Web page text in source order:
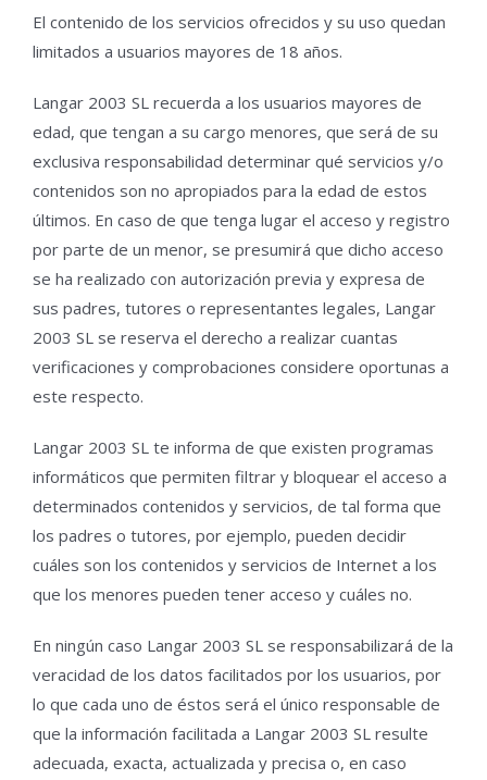
El contenido de los servicios ofrecidos y su uso quedan
limitados a usuarios mayores de 18 años.
Langar 2003 SL recuerda a los usuarios mayores de
edad, que tengan a su cargo menores, que será de su
exclusiva responsabilidad determinar qué servicios y/o
contenidos son no apropiados para la edad de estos
últimos. En caso de que tenga lugar el acceso y registro
por parte de un menor, se presumirá que dicho acceso
se ha realizado con autorización previa y expresa de
sus padres, tutores o representantes legales, Langar
2003 SL se reserva el derecho a realizar cuantas
verificaciones y comprobaciones considere oportunas a
este respecto.
Langar 2003 SL te informa de que existen programas
informáticos que permiten filtrar y bloquear el acceso a
determinados contenidos y servicios, de tal forma que
los padres o tutores, por ejemplo, pueden decidir
cuáles son los contenidos y servicios de Internet a los
que los menores pueden tener acceso y cuáles no.
En ningún caso Langar 2003 SL se responsabilizará de la
veracidad de los datos facilitados por los usuarios, por
lo que cada uno de éstos será el único responsable de
que la información facilitada a Langar 2003 SL resulte
adecuada, exacta, actualizada y precisa o, en caso